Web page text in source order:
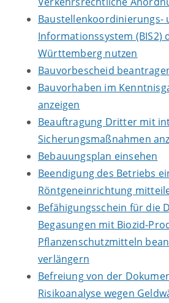
Baustellenkoordinierungs-
Informationssystem (BIS2)
Württemberg nutzen
Bauvorbescheid
Bauvorhaben im
anzeigen
Beauftragung Dritter mit
Sicherungsmaßnahmen
Bebauungsplan einsehen
Beendigung des Betriebs
Röntgeneinrichtung
Befähigungsschein für die
Begasungen mit Biozid-
Pflanzenschutzmitteln
verlängern
Befreiung von der
Risikoanalyse wegen